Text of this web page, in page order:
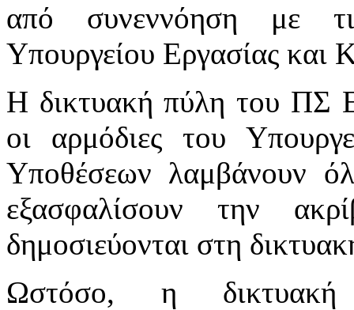
από συνεννόηση με
Υπουργείου Εργασίας και
Η δικτυακή πύλη του ΠΣ
οι αρμόδιες του
Υποθέσεων λαμβάνουν
εξασφαλίσουν την
δημοσιεύονται στη
Ωστόσο, η